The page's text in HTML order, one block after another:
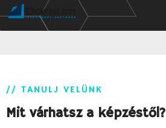
// TANULJ VELÜNK
Mit várhatsz a képzéstől?